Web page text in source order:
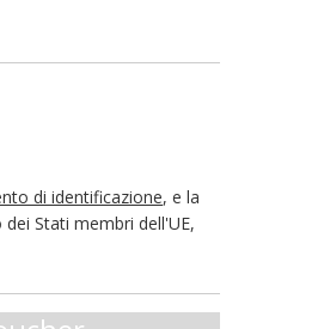
di identificazione, e la
Stati membri dell'UE,